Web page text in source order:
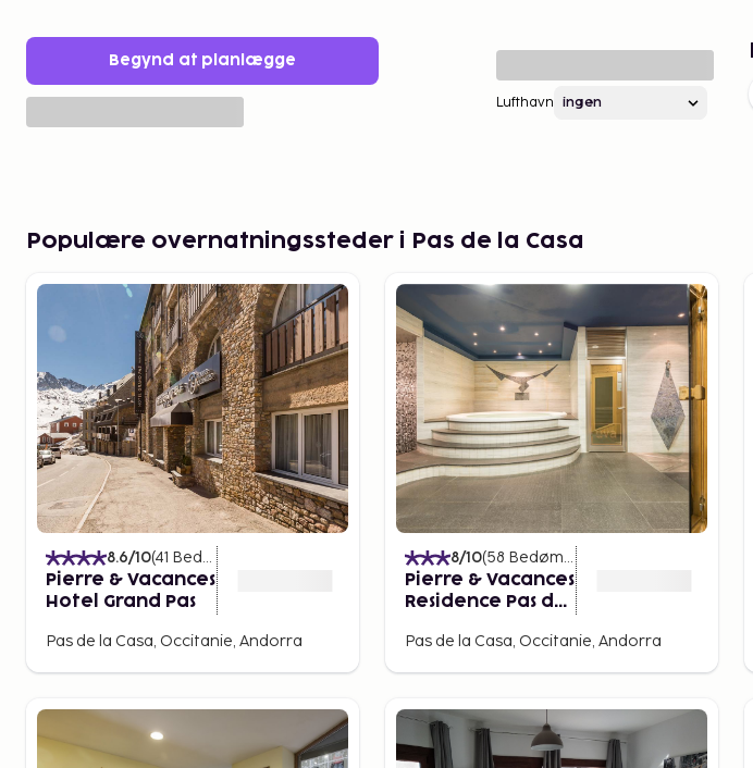
Begynd at planlægge
Lufthavn
Populære overnatningssteder i Pas de la Casa
8.6/10(41 Bedømmelser
Pierre & Vacances
Hotel Grand Pas
Pas de la Casa, Occitanie, Andorra
8/10(58 Bedømmelser
Pierre & Vacances
Residence Pas de
Pas de la Casa, Occitanie, Andorra